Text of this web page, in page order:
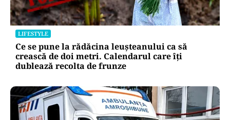
LIFESTYLE
Ce se pune la rădăcina leușteanului ca să
crească de doi metri. Calendarul care îți
dublează recolta de frunze